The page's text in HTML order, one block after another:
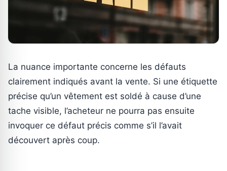
La nuance importante concerne les défauts
clairement indiqués avant la vente. Si une étiquette
précise qu’un vêtement est soldé à cause d’une
tache visible, l’acheteur ne pourra pas ensuite
invoquer ce défaut précis comme s’il l’avait
découvert après coup.